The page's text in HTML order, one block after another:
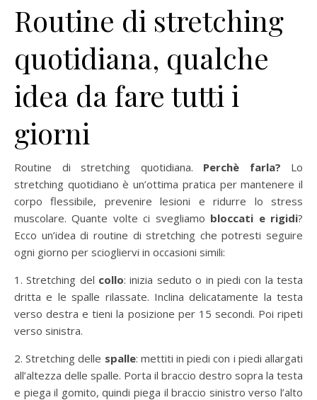
Routine di stretching
quotidiana, qualche
idea da fare tutti i
giorni
Routine di stretching quotidiana. Perchè farla? Lo
stretching quotidiano è un’ottima pratica per mantenere il
corpo flessibile, prevenire lesioni e ridurre lo stress
muscolare. Quante volte ci svegliamo bloccati e rigidi?
Ecco un’idea di routine di stretching che potresti seguire
ogni giorno per sciogliervi in occasioni simili:
1. Stretching del collo: inizia seduto o in piedi con la testa
dritta e le spalle rilassate. Inclina delicatamente la testa
verso destra e tieni la posizione per 15 secondi. Poi ripeti
verso sinistra.
2. Stretching delle spalle: mettiti in piedi con i piedi allargati
all’altezza delle spalle. Porta il braccio destro sopra la testa
e piega il gomito, quindi piega il braccio sinistro verso l’alto